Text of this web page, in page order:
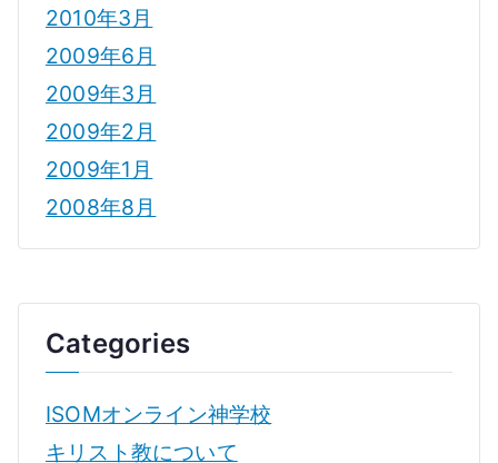
2010年3月
2009年6月
2009年3月
2009年2月
2009年1月
2008年8月
Categories
ISOMオンライン神学校
キリスト教について